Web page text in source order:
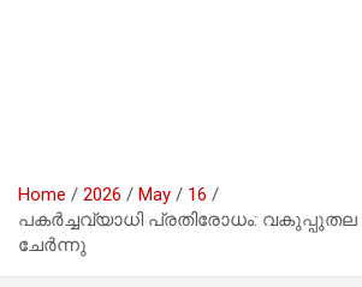
Home 2026 May
16
പകർച്ചവ്യാധി പ്രതിരോധം:
ചേർന്നു